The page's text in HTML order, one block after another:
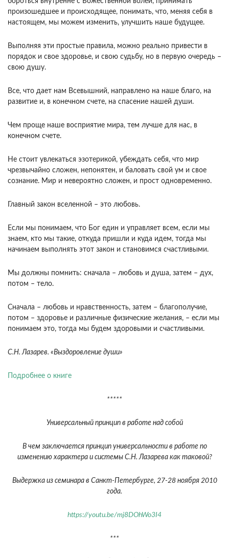
произошедшее и происходящее, понимать, что, меняя себя в
настоящем, мы можем изменить, улучшить наше будущее.
Выполняя эти простые правила, можно реально привести в
порядок и свое здоровье, и свою судьбу, но в первую очередь –
свою душу.
Все, что дает нам Всевышний, направлено на наше благо, на
развитие и, в конечном счете, на спасение нашей души.
Чем проще наше восприятие мира, тем лучше для нас, в
конечном счете.
Не стоит увлекаться эзотерикой, убеждать себя, что мир
чрезвычайно сложен, непонятен, и баловать свой ум и свое
сознание. Мир и невероятно сложен, и прост одновременно.
Главный закон вселенной – это любовь.
Если мы понимаем, что Бог един и управляет всем, если мы
знаем, кто мы такие, откуда пришли и куда идем, тогда мы
начинаем выполнять этот закон и становимся счастливыми.
Мы должны помнить: сначала – любовь и душа, затем – дух,
потом – тело.
Сначала – любовь и нравственность, затем – благополучие,
потом – здоровье и различные физические желания, – если мы
понимаем это, тогда мы будем здоровыми и счастливыми.
С.Н. Лазарев. «Выздоровление души»
Подробнее о книге
*****
Универсальный принцип в работе над собой
В чем заключается принцип универсальности в работе по
изменению характера и системы С.Н. Лазарева как таковой?
Выдержка из семинара в Санкт-Петербурге, 27-28 ноября 2010
года.
https://youtu.be/mj8DOhWo3I4
***